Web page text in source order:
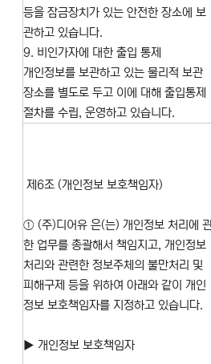
등을 잠금장치가 있는 안전한 장소에 보
관하고 있습니다.
9. 비인가자에 대한 출입 통제
개인정보를 보관하고 있는 물리적 보관
장소를 별도로 두고 이에 대해 출입통제
절차를 수립, 운영하고 있습니다.
제6조 (개인정보 보호책임자)
① (주)디어유 은(는) 개인정보 처리에
한 업무를 총괄해서 책임지고, 개인정보
처리와 관련한 정보주체의 불만처리 및
피해구제 등을 위하여 아래와 같이 개인
정보 보호책임자를 지정하고 있습니다.
▶ 개인정보 보호책임자